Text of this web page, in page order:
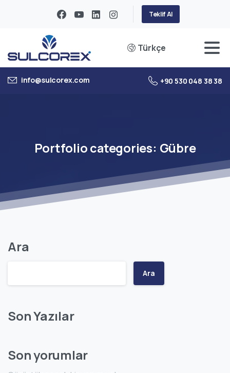
Teklif Al
Türkçe
info@sulcorex.com +90 530 048 38 38
Portfoliocategories: Gübre
Ara
Ara
Son Yazılar
Son yorumlar